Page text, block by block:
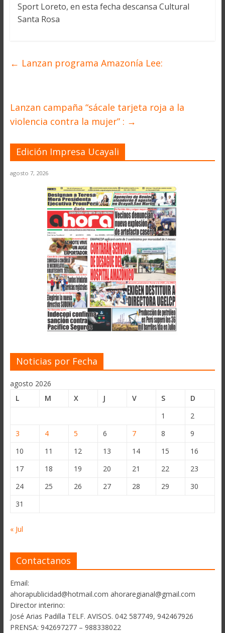
Sport Loreto, en esta fecha descansa Cultural
Santa Rosa
← Lanzan programa Amazonía Lee:
Lanzan campaña “sácale tarjeta roja a la
violencia contra la mujer” : →
Edición Impresa Ucayali
agosto 7, 2026
Noticias por Fecha
agosto 2026
L
M X J V S
D
1
2
3
4 5 6 7 8
9
10
11 12 13 14 15
16
17
18 19 20 21 22
23
24
25 26 27 28 29
30
31
« Jul
Contactanos
Email:
ahorapublicidad@hotmail.com ahoraregianal@gmail.com
Director interino:
José Arias Padilla TELF. AVISOS. 042 587749, 942467926
PRENSA: 942697277 – 988338022